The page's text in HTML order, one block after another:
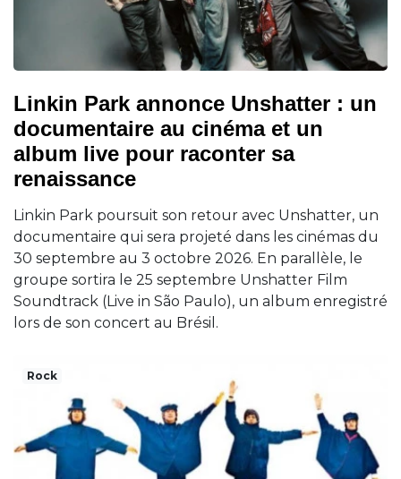
Linkin Park annonce Unshatter : un
documentaire au cinéma et un
album live pour raconter sa
renaissance
Linkin Park poursuit son retour avec Unshatter, un
documentaire qui sera projeté dans les cinémas du
30 septembre au 3 octobre 2026. En parallèle, le
groupe sortira le 25 septembre Unshatter Film
Soundtrack (Live in São Paulo), un album enregistré
lors de son concert au Brésil.
Rock